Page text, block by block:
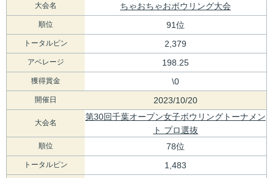
大会名 ちゃおちゃおボウリング大会
順位 91位
トータルピン 2,379
アベレージ 198.25
獲得賞金 \0
開催日 2023/10/20
大会名
第30回千葉オープン女子ボウリングトーナメン
ト プロ選抜
順位 78位
トータルピン 1,483